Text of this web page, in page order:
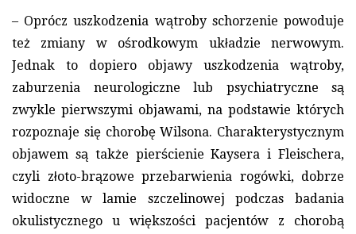
– Oprócz uszkodzenia wątroby schorzenie powoduje
też zmiany w ośrodkowym układzie nerwowym.
Jednak to dopiero objawy uszkodzenia wątroby,
zaburzenia neurologiczne lub psychiatryczne są
zwykle pierwszymi objawami, na podstawie których
rozpoznaje się chorobę Wilsona. Charakterystycznym
objawem są także pierścienie Kaysera i Fleischera,
czyli złoto-brązowe przebarwienia rogówki, dobrze
widoczne w lamie szczelinowej podczas badania
okulistycznego u większości pacjentów z chorobą